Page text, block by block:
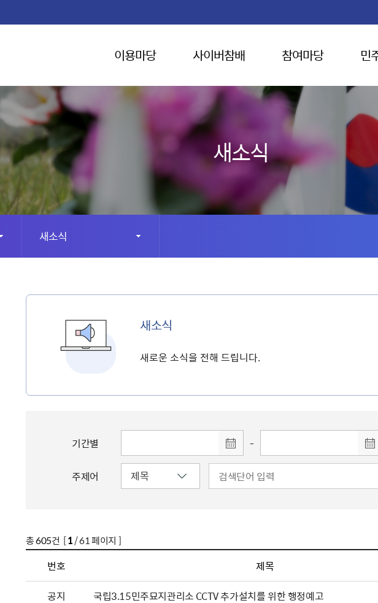
이용마당 사이버참배 참여마당 민
새소식
새소식
새소식
새로운 소식을 전해 드립니다.
기간별 -
주제어
총605건 [1/ 61 페이지 ]
번호 제목
공지
국립3.15민주묘지관리소 CCTV 추가설치를 위한 행정예고